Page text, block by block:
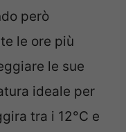
però
le ore più
le sue
ideale per
tra i 12°C e